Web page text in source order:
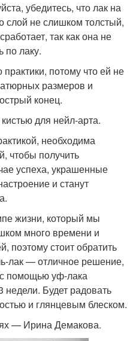
убедитесь, что лак на
слой не слишком толстый,
так как она не
по лаку.
практики, потому что ей не
размеров и
конец.
для нейл-арта.
необходима
чтобы получить
успеха, украшенные
и станут
жизни, который мы
много времени и
поэтому стоит обратить
лак — отличное решение,
с помощью уф-лака
недели. Будет радовать
и глянцевым блеском.
— Ирина Демакова.